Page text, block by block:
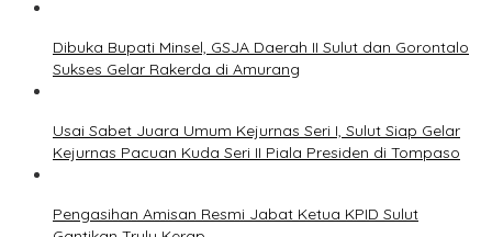
Dibuka Bupati Minsel, GSJA Daerah II Sulut dan Gorontalo
Sukses Gelar Rakerda di Amurang
Usai Sabet Juara Umum Kejurnas Seri I, Sulut Siap Gelar
Kejurnas Pacuan Kuda Seri II Piala Presiden di Tompaso
Pengasihan Amisan Resmi Jabat Ketua KPID Sulut